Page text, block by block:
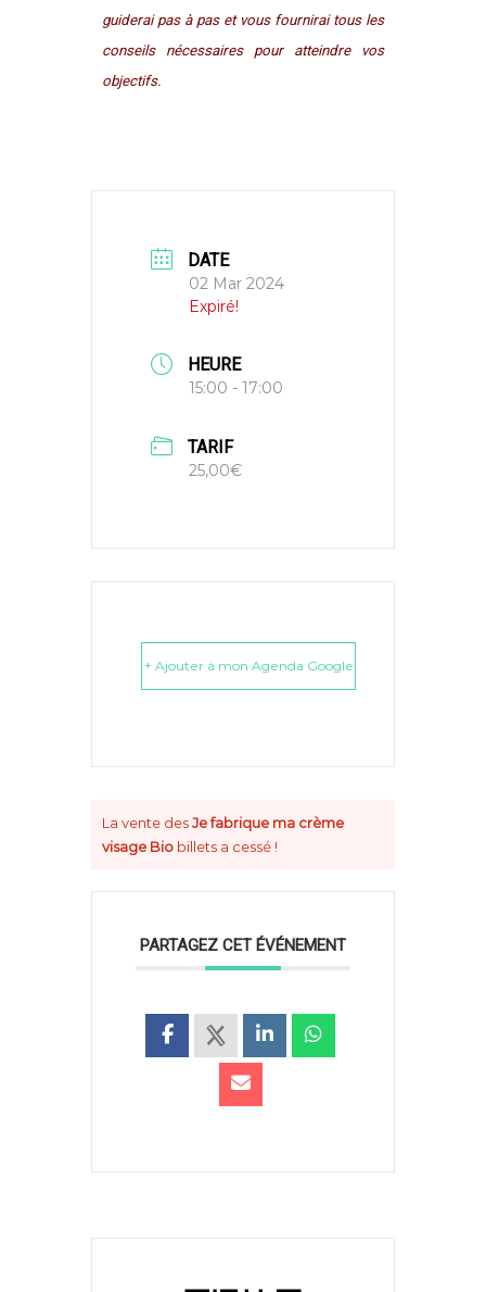
guiderai pas à pas et vous fournirai tous les
conseils nécessaires pour atteindre vos
objectifs.
DATE
02 Mar 2024
Expiré!
HEURE
15:00 - 17:00
TARIF
25,00€
+ Ajouter à mon Agenda Google
La vente desJe fabrique ma crème
visage Bio billets a cessé !
PARTAGEZ CET ÉVÉNEMENT